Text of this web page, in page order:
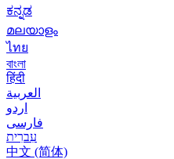
ಕನ್ನಡ
മലയാളം
ไทย
বাংলা
हिंदी
العربية
اردو
فارسی
עִברִית
中文 (简体)